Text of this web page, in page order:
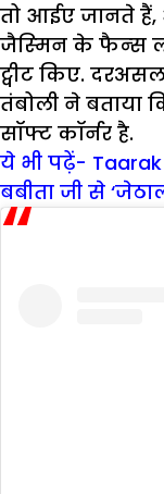
तो आईए जानते
जैस्‍म‍िन के फैन्‍स
ट्वीट किए.
तंबोली ने बताया
सॉफ्ट कॉर्नर है.
ये भी पढ़ें-
बबीता जी से